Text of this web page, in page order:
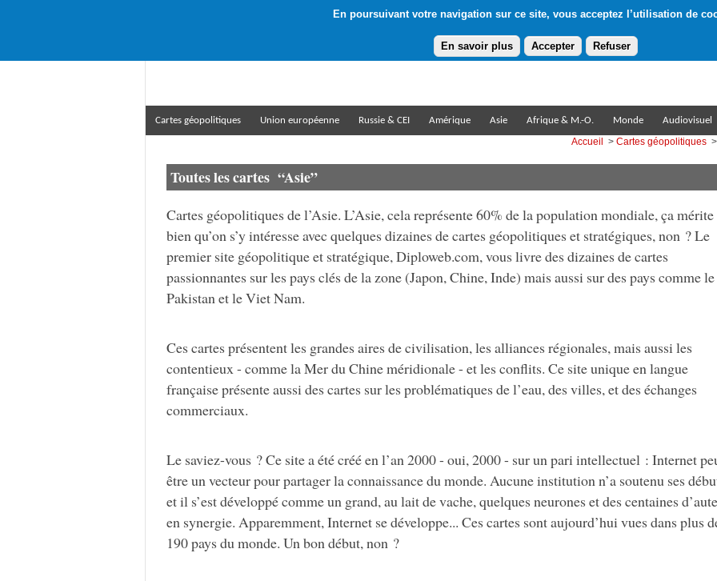
En poursuivant votre navigation sur ce site, vous acceptez l’utilisation de
En savoir plus Accepter Refuser
Abonnement gratuit à la Lettre du Diploweb
Cartes géopolitiques Union européenne Russie & CEI Amérique Asie Afrique & M.-O. Monde Audiovisuel
Accueil >Cartes géopolitiques
Toutes les cartes “Asie”
Cartes géopolitiques de l’Asie. L’Asie, cela représente 60% de la population mondiale, ça mérite
bien qu’on s’y intéresse avec quelques dizaines de cartes géopolitiques et stratégiques, non ? Le
premier site géopolitique et stratégique, Diploweb.com, vous livre des dizaines de cartes
passionnantes sur les pays clés de la zone (Japon, Chine, Inde) mais aussi sur des pays comme le
Pakistan et le Viet Nam.
Ces cartes présentent les grandes aires de civilisation, les alliances régionales, mais aussi les
contentieux - comme la Mer du Chine méridionale - et les conflits. Ce site unique en langue
française présente aussi des cartes sur les problématiques de l’eau, des villes, et des échanges
commerciaux.
Le saviez-vous ? Ce site a été créé en l’an 2000 - oui, 2000 - sur un pari intellectuel : Internet
être un vecteur pour partager la connaissance du monde. Aucune institution n’a soutenu ses
et il s’est développé comme un grand, au lait de vache, quelques neurones et des centaines
en synergie. Apparemment, Internet se développe... Ces cartes sont aujourd’hui vues dans plus
190 pays du monde. Un bon début, non ?